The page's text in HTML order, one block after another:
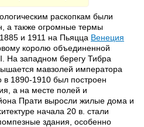
раскопкам были
а также огромные термы
и 1911 на Пьяцца Венеция
королю объединенной
На западном берегу Тибра
мавзолей императора
в 1890-1910 был построен
а на месте полей и
Прати выросли жилые дома и
начала 20 в. стали
здания, особенно